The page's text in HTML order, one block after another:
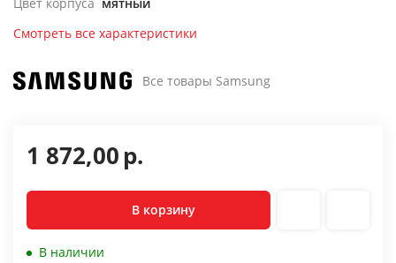
Смотреть все характеристики
Все товары Samsung
1 872,00р.
В корзину
В наличии